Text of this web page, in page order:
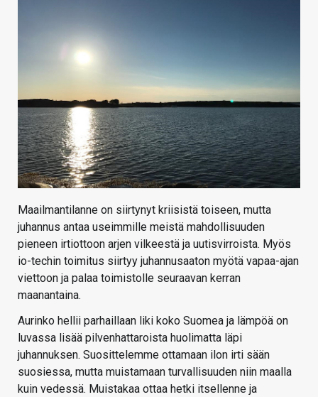
Maailmantilanne on siirtynyt kriisistä toiseen, mutta
juhannus antaa useimmille meistä mahdollisuuden
pieneen irtiottoon arjen vilkeestä ja uutisvirroista. Myös
io-techin toimitus siirtyy juhannusaaton myötä vapaa-ajan
viettoon ja palaa toimistolle seuraavan kerran
maanantaina.
Aurinko hellii parhaillaan liki koko Suomea ja lämpöä on
luvassa lisää pilvenhattaroista huolimatta läpi
juhannuksen. Suosittelemme ottamaan ilon irti sään
suosiessa, mutta muistamaan turvallisuuden niin maalla
kuin vedessä. Muistakaa ottaa hetki itsellenne ja